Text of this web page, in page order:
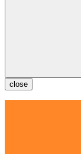
close